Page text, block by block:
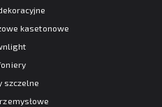
kasetonowe
szczelne